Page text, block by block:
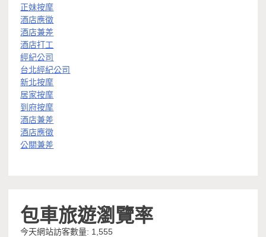
正妹按摩
酒店應徵
酒店兼差
酒店打工
經紀公司
台北經紀公司
新北按摩
居家按摩
到府按摩
酒店兼差
酒店應徵
公關兼差
包車旅遊瀏覽率
今天網站訪客數量: 1,555